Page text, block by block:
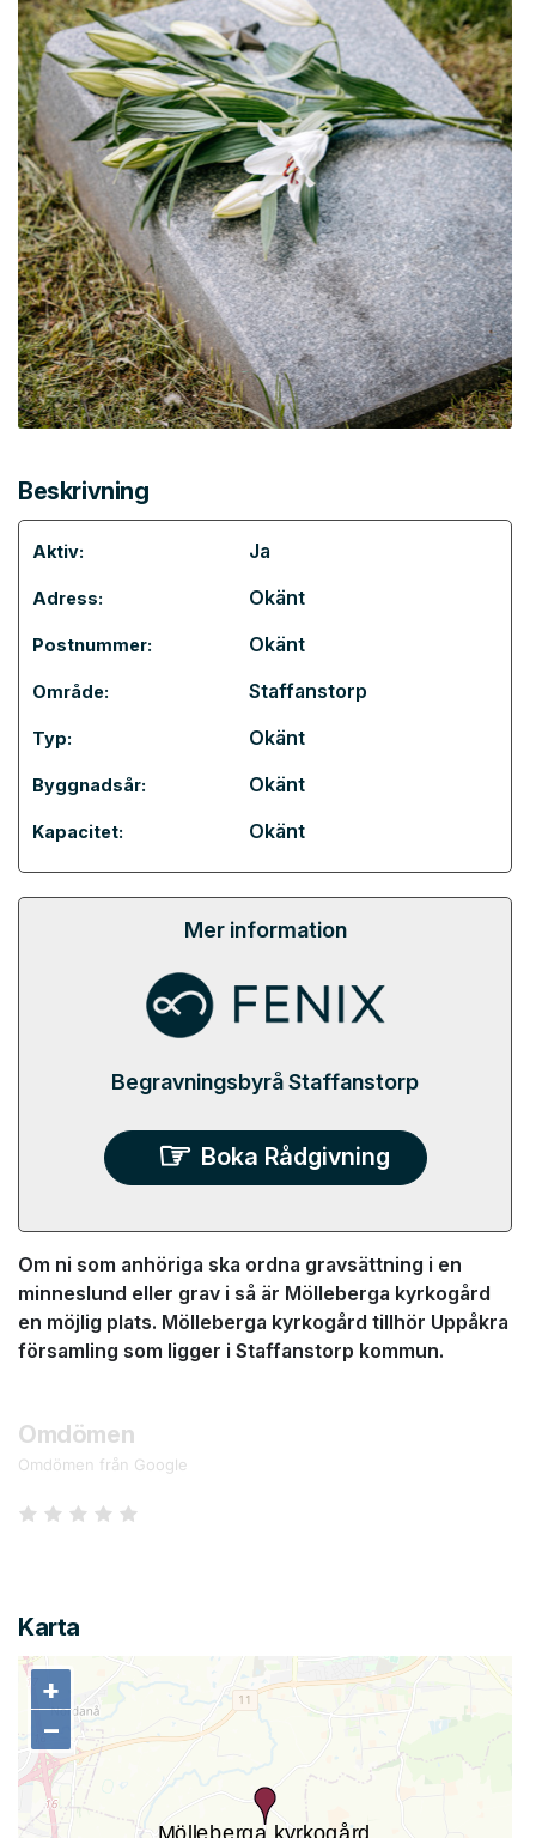
Beskrivning
Aktiv: Ja
Adress: Okänt
Postnummer: Okänt
Område: Staffanstorp
Typ: Okänt
Byggnadsår: Okänt
Kapacitet: Okänt
Mer information
Begravningsbyrå Staffanstorp
Boka Rådgivning
Om ni som anhöriga ska ordna gravsättning i en
minneslund eller grav i så är Mölleberga kyrkogård
en möjlig plats. Mölleberga kyrkogård tillhör Uppåkra
församling som ligger i Staffanstorp kommun.
Omdömen
Omdömen från Google
Karta
+
−
+
−